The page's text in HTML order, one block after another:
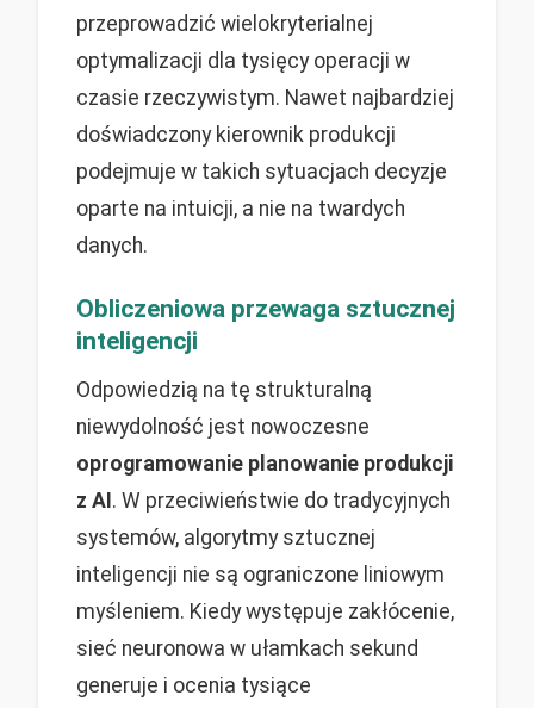
przeprowadzić wielokryterialnej
optymalizacji dla tysięcy operacji w
czasie rzeczywistym. Nawet najbardziej
doświadczony kierownik produkcji
podejmuje w takich sytuacjach decyzje
oparte na intuicji, a nie na twardych
danych.
Obliczeniowa przewaga sztucznej
inteligencji
Odpowiedzią na tę strukturalną
niewydolność jest nowoczesne
oprogramowanie planowanie produkcji
z AI. W przeciwieństwie do tradycyjnych
systemów, algorytmy sztucznej
inteligencji nie są ograniczone liniowym
myśleniem. Kiedy występuje zakłócenie,
sieć neuronowa w ułamkach sekund
generuje i ocenia tysiące